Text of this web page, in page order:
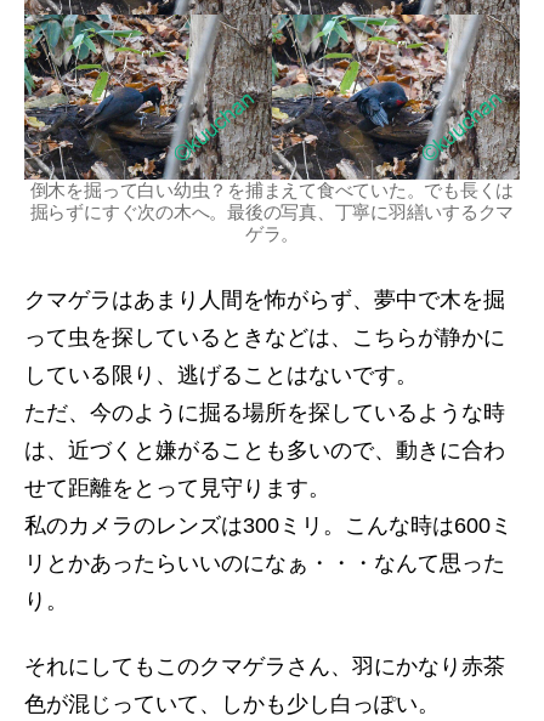
倒木を掘って白い幼虫？を捕まえて食べていた。でも長くは
掘らずにすぐ次の木へ。最後の写真、丁寧に羽繕いするクマ
ゲラ。
クマゲラはあまり人間を怖がらず、夢中で木を掘
って虫を探しているときなどは、こちらが静かに
している限り、逃げることはないです。
ただ、今のように掘る場所を探しているような時
は、近づくと嫌がることも多いので、動きに合わ
せて距離をとって見守ります。
私のカメラのレンズは300ミリ。こんな時は600ミ
リとかあったらいいのになぁ・・・なんて思った
り。
それにしてもこのクマゲラさん、羽にかなり赤茶
色が混じっていて、しかも少し白っぽい。